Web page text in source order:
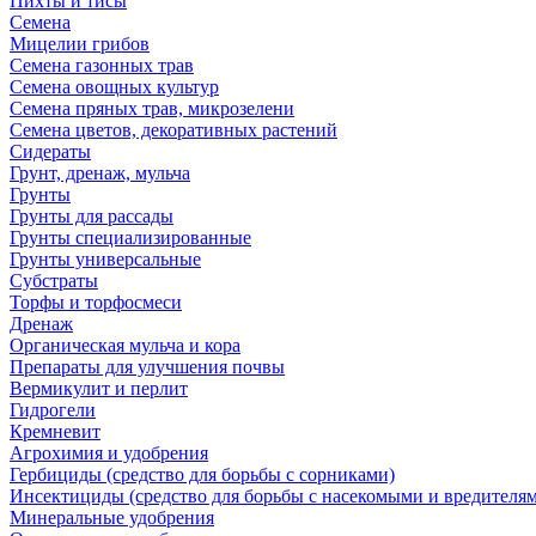
Семена
Мицелии грибов
Семена газонных трав
Семена овощных культур
Семена пряных трав, микрозелени
Семена цветов, декоративных растений
Сидераты
Грунт, дренаж, мульча
Грунты
Грунты для рассады
Грунты специализированные
Грунты универсальные
Субстраты
Торфы и торфосмеси
Дренаж
Органическая мульча и кора
Препараты для улучшения почвы
Вермикулит и перлит
Гидрогели
Кремневит
Агрохимия и удобрения
Гербициды (средство для борьбы с сорниками)
Инсектициды (средство для борьбы с насекомыми и
Минеральные удобрения